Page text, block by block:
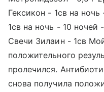
Гексикон - 1св на
1св на ночь - 10 ночей
Свечи Зилаин - 1св
положительного
пролечился.
снова получила